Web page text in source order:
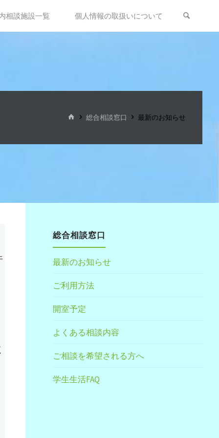
相談施設一覧 個人情報の取扱いについて
ホ 総合相談窓口 最新のお知らせ
総合相談窓口
最新のお知らせ
ご利用方法
開室予定
よくある相談内容
ご相談を希望される方へ
学生生活FAQ